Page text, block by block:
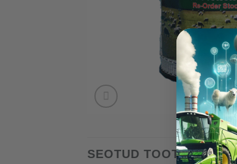
SEOTUD TOOTED